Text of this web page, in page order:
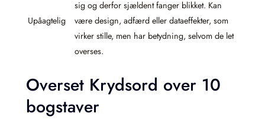
Upåagtelig
sig og derfor sjældent fanger blikket. Kan
være design, adfærd eller dataeffekter, som
virker stille, men har betydning, selvom de let
overses.
Overset Krydsord over 10
bogstaver